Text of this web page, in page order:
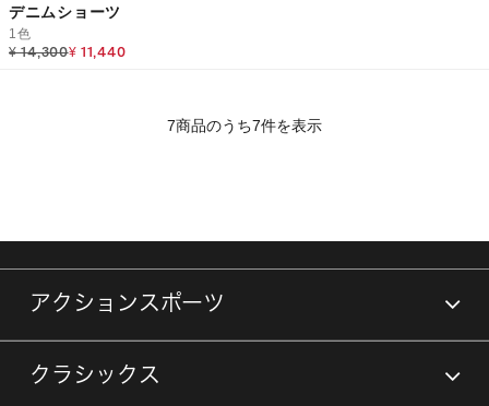
デニムショーツ
1色
Price reduced from
¥ 14,300to
¥ 11,440
7商品のうち7件を表示
アクションスポーツ
クラシックス